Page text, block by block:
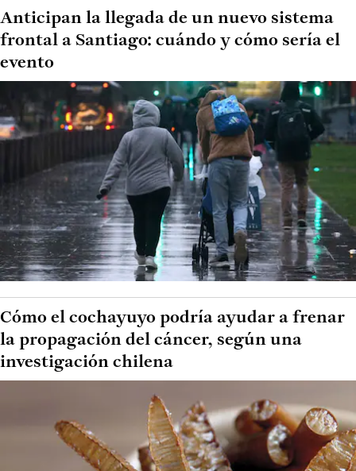
Anticipan la llegada de un nuevo sistema
frontal a Santiago: cuándo y cómo sería el
evento
Cómo el cochayuyo podría ayudar a frenar
la propagación del cáncer, según una
investigación chilena